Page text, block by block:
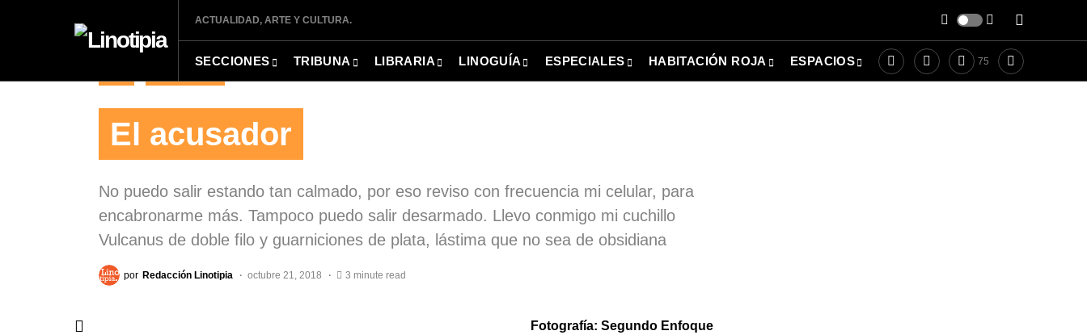
ACTUALIDAD, ARTE Y CULTURA.
SECCIONES TRIBUNA LIBRARIA LINOGUÍA ESPECIALES HABITACIÓN ROJA ESPACIOS 75
El acusador
No puedo salir estando tan calmado, por eso reviso con frecuencia mi celular, para
encabronarme más. Tampoco puedo salir desarmado. Llevo conmigo mi cuchillo
Vulcanus de doble filo y guarniciones de plata, lástima que no sea de obsidiana
por Redacción Linotipia octubre 21, 2018 3 minute read
Fotografía: Segundo Enfoque